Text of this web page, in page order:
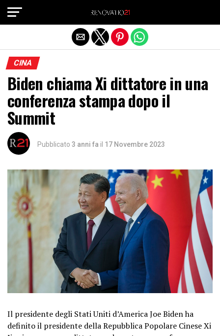
CINA
Biden chiama Xi dittatore in una
conferenza stampa dopo il
Summit
Pubblicato 3 anni fa il 17 Novembre 2023
Il presidente degli Stati Uniti d’America Joe Biden ha
definito il presidente della Repubblica Popolare Cinese Xi
Exit mobile version